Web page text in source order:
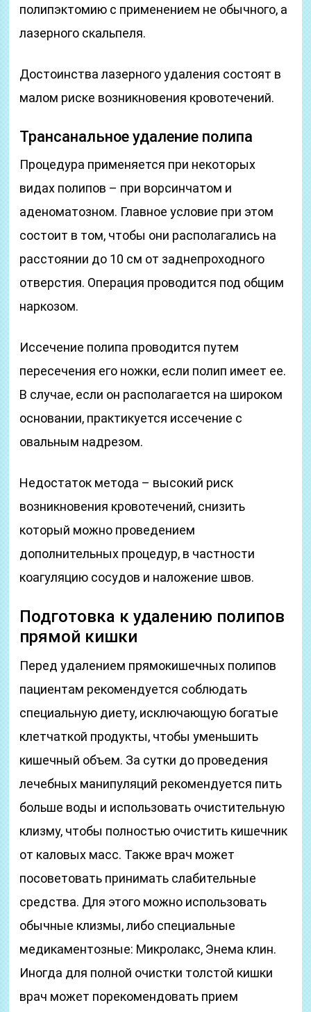
полипэктомию с применением не обычного, а
лазерного скальпеля.
Достоинства лазерного удаления состоят в
малом риске возникновения кровотечений.
Трансанальное удаление полипа
Процедура применяется при некоторых
видах полипов – при ворсинчатом и
аденоматозном. Главное условие при этом
состоит в том, чтобы они располагались на
расстоянии до 10 см от заднепроходного
отверстия. Операция проводится под общим
наркозом.
Иссечение полипа проводится путем
пересечения его ножки, если полип имеет ее.
В случае, если он располагается на широком
основании, практикуется иссечение с
овальным надрезом.
Недостаток метода – высокий риск
возникновения кровотечений, снизить
который можно проведением
дополнительных процедур, в частности
коагуляцию сосудов и наложение швов.
Подготовка к удалению полипов
прямой кишки
Перед удалением прямокишечных полипов
пациентам рекомендуется соблюдать
специальную диету, исключающую богатые
клетчаткой продукты, чтобы уменьшить
кишечный объем. За сутки до проведения
лечебных манипуляций рекомендуется пить
больше воды и использовать очистительную
клизму, чтобы полностью очистить кишечник
от каловых масс. Также врач может
посоветовать принимать слабительные
средства. Для этого можно использовать
обычные клизмы, либо специальные
медикаментозные: Микролакс, Энема клин.
Иногда для полной очистки толстой кишки
врач может порекомендовать прием